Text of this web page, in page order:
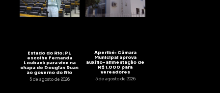
Estado do Rio: PL
escolhe Fernanda
Louback para vice na
chapa de Douglas Ruas
ao governo do Rio
5 de agosto de 2026
Aperibé: Câmara
Municipal aprova
auxílio-alimentação de
R$ 1.000 para
vereadores
5 de agosto de 2026